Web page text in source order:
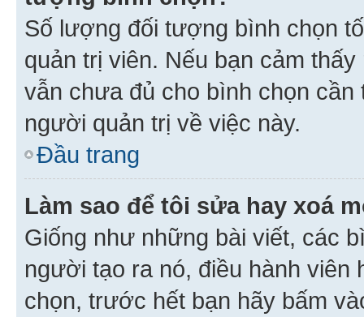
Số lượng đối tượng bình chọn
quản trị viên. Nếu bạn cảm
vẫn chưa đủ cho bình chọn
người quản trị về việc này.
Đầu trang
Làm sao để tôi sửa hay xoá
Giống như những bài viết, các
người tạo ra nó, điều hành
chọn, trước hết bạn hãy bấm